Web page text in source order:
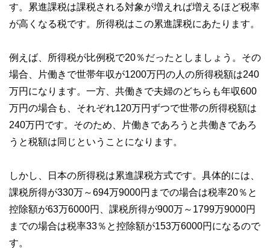
す。累進課税は課税される対象が増えれば増えるほど税率
が高くなる税です。所得税はこの累進課税にあたります。
例えば、所得税が比例税で20％だったとしましょう。その
場合、片働きで世帯年収が1200万円の人の所得税額は240
万円になります。一方、共働きで夫婦のどちらも年収600
万円の場合も、それぞれ120万円ずつで世帯の所得税額は
240万円です。そのため、片働きであろうと共働きであろ
うと税額は同じということになります。
しかし、日本の所得税は累進課税方式です。具体的には、
課税所得が330万～694万9000円までの場合は税率20％と
控除額が63万6000円、課税所得が900万～1799万9000円
までの場合は税率33％と控除額が153万6000円になるので
す。